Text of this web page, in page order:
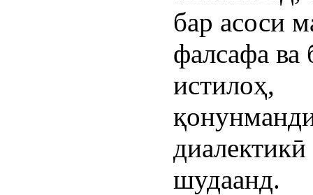
бар асоси
фалсафа ва
истилоҳ,
шудаанд.